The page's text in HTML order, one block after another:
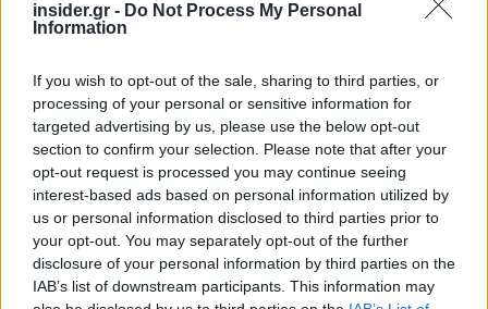
insider.gr - Do Not Process My Personal
Information
If you wish to opt-out of the sale, sharing to third parties, or
processing of your personal or sensitive information for
targeted advertising by us, please use the below opt-out
section to confirm your selection. Please note that after your
opt-out request is processed you may continue seeing
interest-based ads based on personal information utilized by
us or personal information disclosed to third parties prior to
your opt-out. You may separately opt-out of the further
disclosure of your personal information by third parties on the
IAB’s list of downstream participants. This information may
πρώτοι όλες τιςειδήσειςαπό την Ελλάδα και τον κόσμο.